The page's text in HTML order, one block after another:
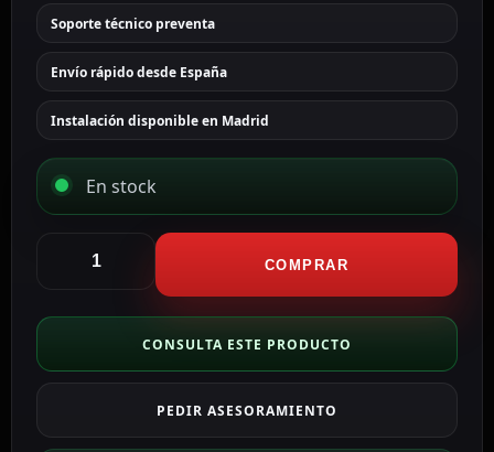
Soporte técnico preventa
Envío rápido desde España
Instalación disponible en Madrid
En stock
Monitor
12.0
videoportero
AK-
cantidad
COMPRAR
CONSULTA ESTE PRODUCTO
PEDIR ASESORAMIENTO